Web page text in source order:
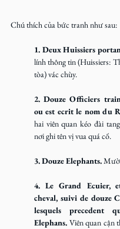
Chú thích của bức tranh như sau:
1. Deux Huissiers
lính thông tin (Huissiers:
tòa) vác chùy.
2. Douze Officiers
ou est ecrit le nom du
hai viên quan kéo đài
nơi ghi tên vị vua quá cố.
3. Douze Elephants.
4. Le Grand Ecuier,
cheval, suivi de douze
lesquels precedent
Elephans. Viên quan cận